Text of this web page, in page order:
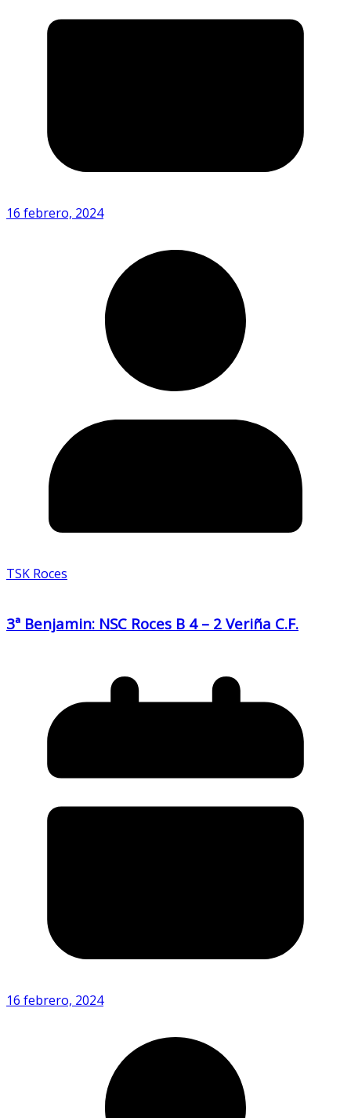
16 febrero, 2024
TSK Roces
3ª Benjamin: NSC Roces B 4 – 2 Veriña C.F.
16 febrero, 2024